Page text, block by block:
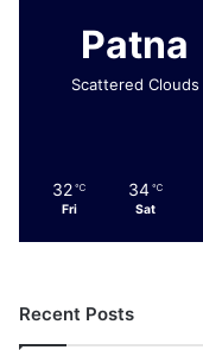
Patna
Scattered Clouds
32 ℃
Fri
34 ℃
Sat
Recent Posts